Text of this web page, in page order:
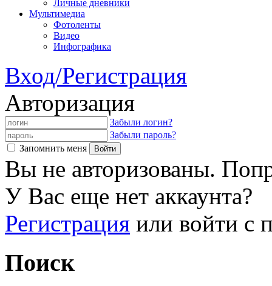
Личные дневники
Мультимедиа
Фотоленты
Видео
Инфографика
Вход/Регистрация
Авторизация
Забыли логин?
Забыли пароль?
Запомнить меня
Вы не авторизованы.
У Вас еще нет аккаунта?
Регистрация или войти с
Поиск